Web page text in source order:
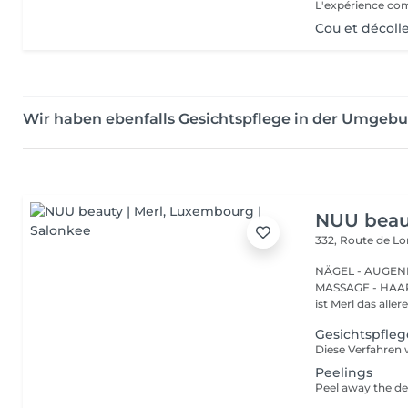
Cou et
Wir haben ebenfalls Gesichtspflege in der
NUU
332, Route de
NÄGEL -
MASSAGE -
ist Merl das
Peelings